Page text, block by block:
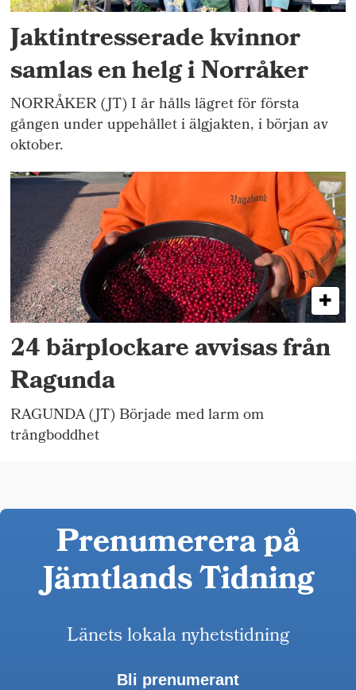
Jaktintresserade kvinnor
samlas en helg i Norråker
NORRÅKER (JT) I år hålls lägret för första
gången under uppehållet i älgjakten, i början av
oktober.
24 bärplockare avvisas från
Ragunda
RAGUNDA (JT) Började med larm om
trångboddhet
Prenumerera på
Jämtlands Tidning
Länets lokala nyhetstidning
Bli prenumerant